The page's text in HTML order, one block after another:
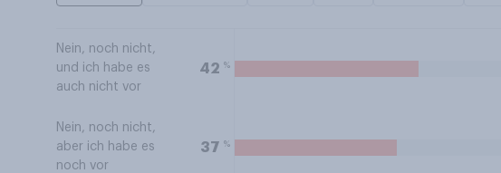
Nein, noch nicht,
und ich habe es
auch nicht vor
42 %
Nein, noch nicht,
aber ich habe es
noch vor
37 %